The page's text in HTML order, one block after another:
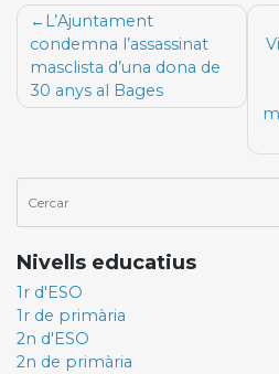
Navegació
d'entrades
L’Ajuntament
condemna l’assassinat
masclista d’una dona de
30 anys al Bages
Nivells educatius
1r d'ESO
1r de primària
2n d'ESO
2n de primària